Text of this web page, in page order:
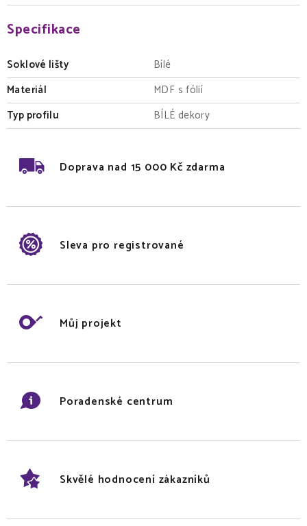
Specifikace
Soklové lišty
Bílé
Materiál
MDF s fólií
Typ profilu
BÍLÉ dekory
Doprava nad 15 000 Kč zdarma
Sleva pro registrované
Můj projekt
Poradenské centrum
Skvělé hodnocení zákazníků